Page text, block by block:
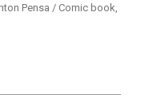
Pensa / Comic book,